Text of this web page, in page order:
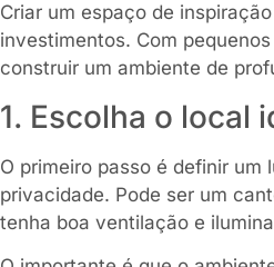
Criar um espaço de
investimentos. Com
construir um ambiente de
1. Escolha o local
O primeiro passo é definir um
privacidade. Pode ser um
tenha boa ventilação e